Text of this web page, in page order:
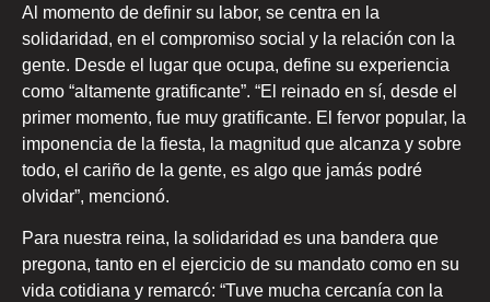
Al momento de definir su labor, se centra en la
solidaridad, en el compromiso social y la relación con la
gente. Desde el lugar que ocupa, define su experiencia
como “altamente gratificante”. “El reinado en sí, desde el
primer momento, fue muy gratificante. El fervor popular, la
imponencia de la fiesta, la magnitud que alcanza y sobre
todo, el cariño de la gente, es algo que jamás podré
olvidar”, mencionó.
Para nuestra reina, la solidaridad es una bandera que
pregona, tanto en el ejercicio de su mandato como en su
vida cotidiana y remarcó: “Tuve mucha cercanía con la